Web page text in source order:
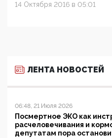
14 Октября 2016 в 05:01
ЛЕНТА НОВОСТЕЙ
06:48, 21 Июля 2026
Посмертное ЭКО как
расчеловечивания и
депутатам пора